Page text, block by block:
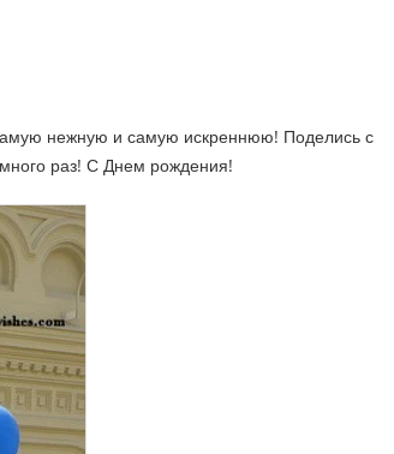
нежную и самую искреннюю! Поделись с
раз! С Днем рождения!